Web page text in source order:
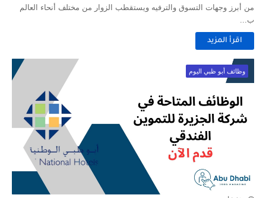
من أبرز وجهات التسوق والترفيه ويستقطب الزوار من مختلف أنحاء العالم
ب...
اقرأ المزيد
وظائف أبو ظبي اليوم